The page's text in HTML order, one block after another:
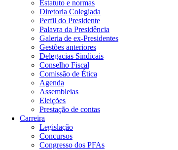
Estatuto e normas
Diretoria Colegiada
Perfil do Presidente
Palavra da Presidência
Galeria de ex-Presidentes
Gestões anteriores
Delegacias Sindicais
Conselho Fiscal
Comissão de Ética
Agenda
Assembleias
Eleições
Prestação de contas
Carreira
Legislação
Concursos
Congresso dos PFAs